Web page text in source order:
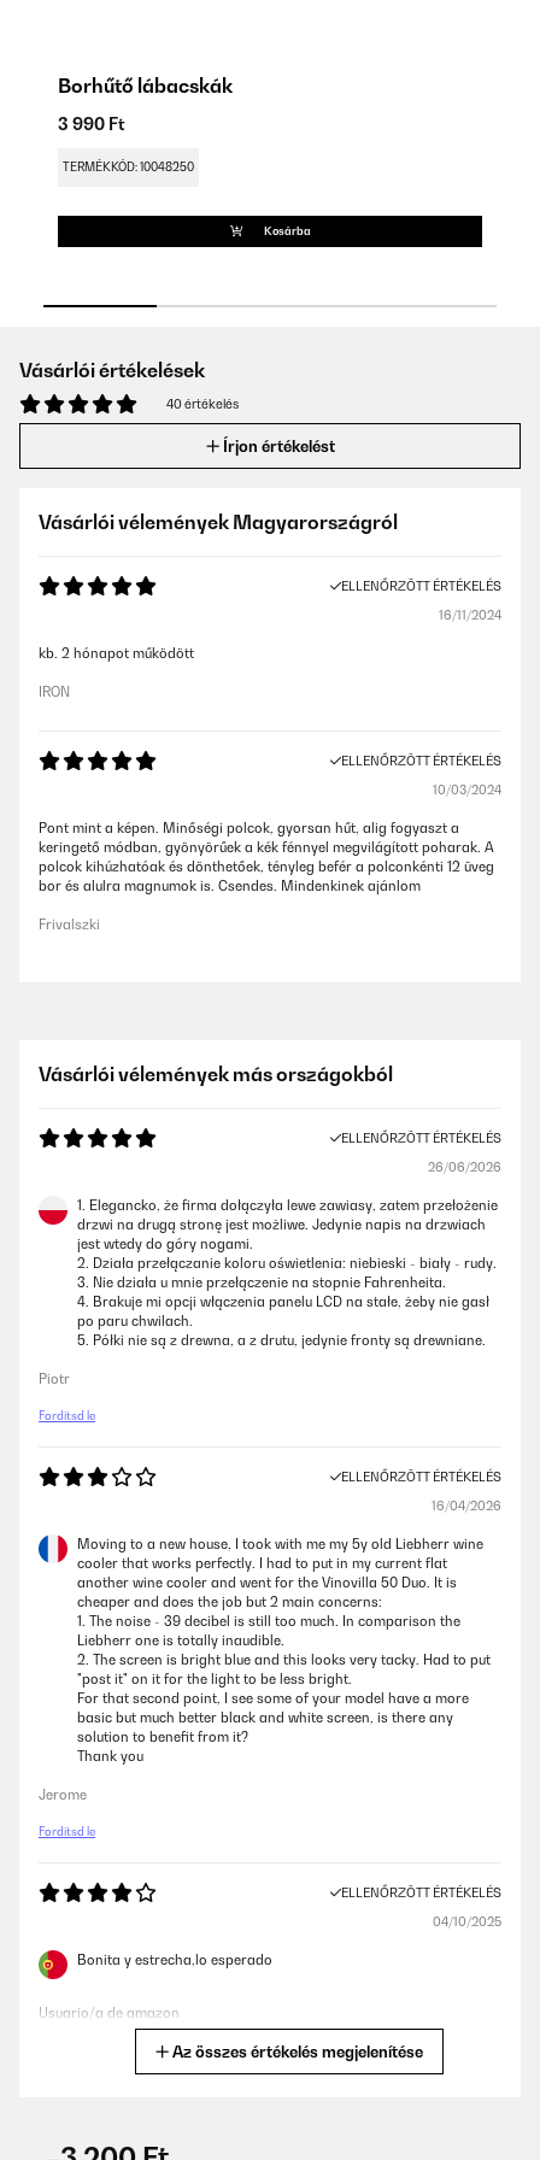
Borhűtő lábacskák
3 990 Ft
TERMÉKKÓD: 10048250
Kosárba
Vásárlói értékelések
40 értékelés
Írjon értékelést
Vásárlói vélemények Magyarországról
ELLENŐRZÖTT ÉRTÉKELÉS
16/11/2024
kb. 2 hónapot működött
IRON
ELLENŐRZÖTT ÉRTÉKELÉS
10/03/2024
Pont mint a képen. Minőségi polcok, gyorsan hűt, alig fogyaszt a
keringető módban, gyönyörűek a kék fénnyel megvilágított poharak. A
polcok kihúzhatóak és dönthetőek, tényleg befér a polconkénti 12 üveg
bor és alulra magnumok is. Csendes. Mindenkinek ajánlom
Frivalszki
Vásárlói vélemények más országokból
ELLENŐRZÖTT ÉRTÉKELÉS
26/06/2026
1. Elegancko, że firma dołączyła lewe zawiasy, zatem przełożenie
drzwi na drugą stronę jest możliwe. Jedynie napis na drzwiach
jest wtedy do góry nogami.
2. Działa przełączanie koloru oświetlenia: niebieski - biały - rudy.
3. Nie działa u mnie przełączenie na stopnie Fahrenheita.
4. Brakuje mi opcji włączenia panelu LCD na stałe, żeby nie gasł
po paru chwilach.
5. Półki nie są z drewna, a z drutu, jedynie fronty są drewniane.
Piotr
Fordítsd le
ELLENŐRZÖTT ÉRTÉKELÉS
16/04/2026
Moving to a new house, I took with me my 5y old Liebherr wine
cooler that works perfectly. I had to put in my current flat
another wine cooler and went for the Vinovilla 50 Duo. It is
cheaper and does the job but 2 main concerns:
1. The noise - 39 decibel is still too much. In comparison the
Liebherr one is totally inaudible.
2. The screen is bright blue and this looks very tacky. Had to put
"post it" on it for the light to be less bright.
For that second point, I see some of your model have a more
basic but much better black and white screen, is there any
solution to benefit from it?
Thank you
Jerome
Fordítsd le
ELLENŐRZÖTT ÉRTÉKELÉS
04/10/2025
Bonita y estrecha,lo esperado
Usuario/a de amazon
Az összes értékelés megjelenítése